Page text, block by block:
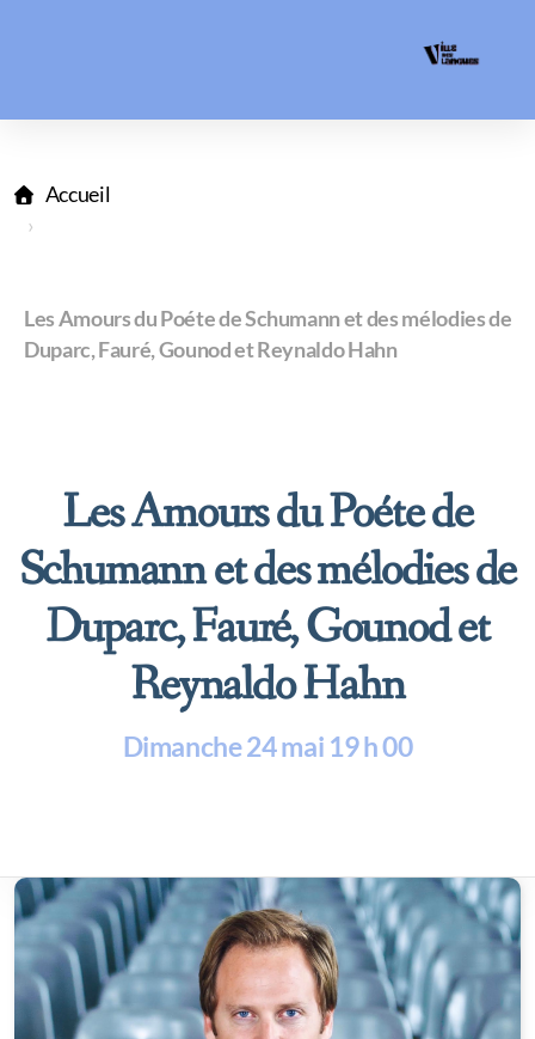
Accueil
Les Amours du Poéte de Schumann et des mélodies de
Duparc, Fauré, Gounod et Reynaldo Hahn
Les Amours du Poéte de
Schumann et des mélodies de
Duparc, Fauré, Gounod et
Reynaldo Hahn
Dimanche24 mai 19 h 00